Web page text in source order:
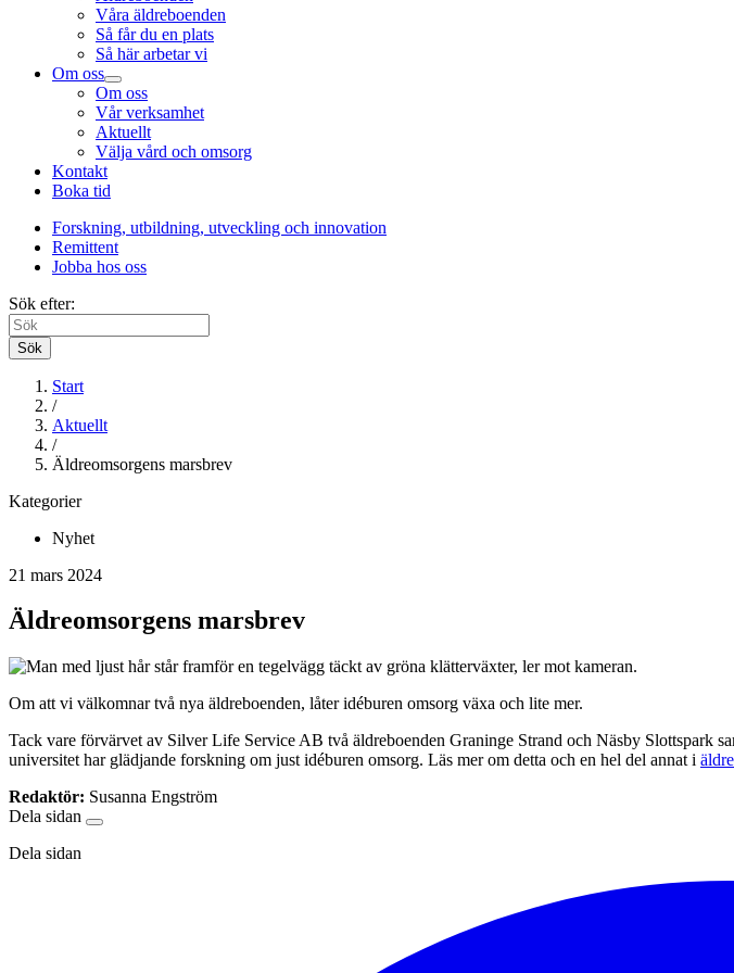
Våra äldreboenden
Så får du en plats
Så här arbetar vi
Om oss
Om oss
Vår verksamhet
Aktuellt
Välja vård och omsorg
Kontakt
Boka tid
Forskning, utbildning, utveckling och innovation
Remittent
Jobba hos oss
Sök efter:
Sök
Start
/
Aktuellt
/
Äldreomsorgens marsbrev
Kategorier
Nyhet
21 mars 2024
Äldreomsorgens marsbrev
Om att vi välkomnar två nya äldreboenden, låter idéburen omsorg växa och lite mer.
Tack vare förvärvet av Silver Life Service AB två äldreboenden Graninge Strand och Näsby Slottspark
universitet har glädjande forskning om just idéburen omsorg. Läs mer om detta och en hel del annat i
Redaktör: Susanna Engström
Dela sidan
Dela sidan